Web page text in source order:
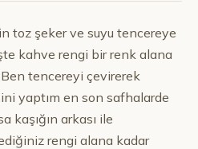
toz şeker ve suyu tencereye
kahve rengi bir renk alana
tencereyi çevirerek
yaptım en son safhalarde
kaşığın arkası ile
rengi alana kadar